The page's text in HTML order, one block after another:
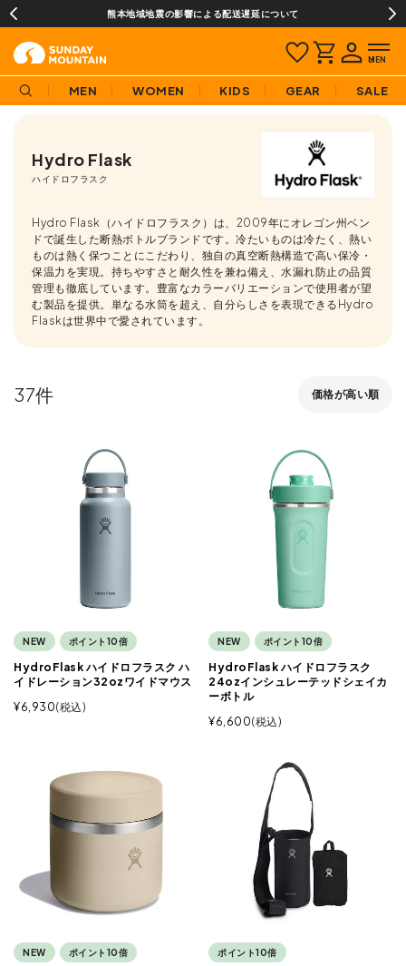
¥3,980(税込)以上のご購入で送料無料!
MEN WOMEN KIDS GEAR SALE
Hydro Flask
ハイドロフラスク
Hydro Flask（ハイドロフラスク）は、2009年にオレゴン州ベン
ドで誕生した断熱ボトルブランドです。冷たいものは冷たく、熱い
ものは熱く保つことにこだわり、独自の真空断熱構造で高い保冷・
保温力を実現。持ちやすさと耐久性を兼ね備え、水漏れ防止の品質
管理も徹底しています。豊富なカラーバリエーションで使用者が望
む製品を提供。単なる水筒を超え、自分らしさを表現できるHydro
Flaskは世界中で愛されています。
価格が高い順
37
NEW ポイント10倍
HydroFlask ハイドロフラスク ハ
イドレーション32ozワイドマウス
¥6,930 税込
NEW ポイント10倍
HydroFlask ハイドロフラスク
24ozインシュレーテッドシェイカ
ーボトル
¥6,600 税込
NEW ポイント10倍 ポイント10倍